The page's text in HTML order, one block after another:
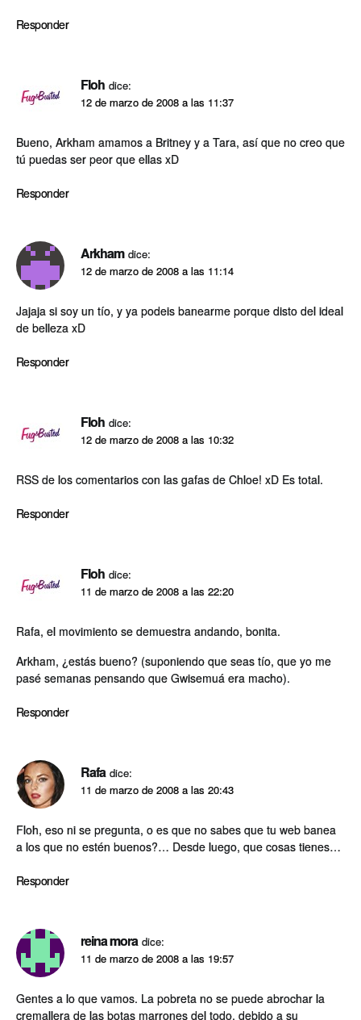
Responder
Floh dice:
12 de marzo de 2008 a las 11:37
Bueno, Arkham amamos a Britney y a Tara, así­ que no creo que
tú puedas ser peor que ellas xD
Responder
Arkham dice:
12 de marzo de 2008 a las 11:14
Jajaja si soy un tí­o, y ya podeis banearme porque disto del ideal
de belleza xD
Responder
Floh dice:
12 de marzo de 2008 a las 10:32
RSS de los comentarios con las gafas de Chloe! xD Es total.
Responder
Floh dice:
11 de marzo de 2008 a las 22:20
Rafa, el movimiento se demuestra andando, bonita.
Arkham, ¿estás bueno? (suponiendo que seas tí­o, que yo me
pasé semanas pensando que Gwisemuá era macho).
Responder
Rafa dice:
11 de marzo de 2008 a las 20:43
Floh, eso ni se pregunta, o es que no sabes que tu web banea
a los que no estén buenos?… Desde luego, que cosas tienes…
Responder
reina mora dice:
11 de marzo de 2008 a las 19:57
Gentes a lo que vamos. La pobreta no se puede abrochar la
cremallera de las botas marrones del todo, debido a su